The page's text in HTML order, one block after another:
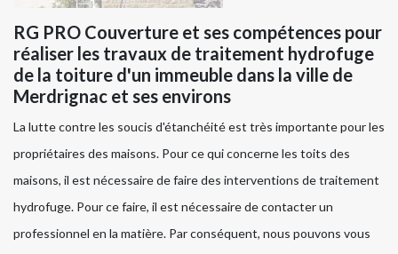
RG PRO Couverture et ses compétences pour
réaliser les travaux de traitement hydrofuge
de la toiture d'un immeuble dans la ville de
Merdrignac et ses environs
La lutte contre les soucis d'étanchéité est très importante pour les
propriétaires des maisons. Pour ce qui concerne les toits des
maisons, il est nécessaire de faire des interventions de traitement
hydrofuge. Pour ce faire, il est nécessaire de contacter un
professionnel en la matière. Par conséquent, nous pouvons vous